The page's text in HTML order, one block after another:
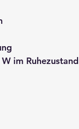
im Ruhezustand